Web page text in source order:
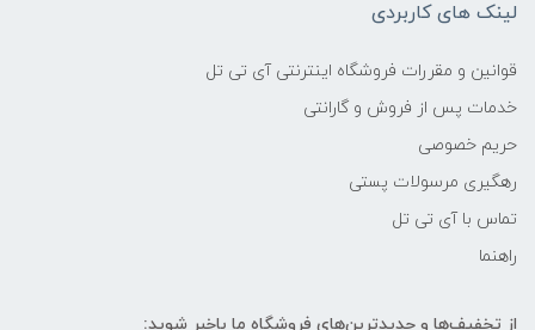
لینک های کاربردی
قوانین و مقررات فروشگاه اینترنتی آی تی تل
خدمات پس از فروش و گارانتی
حریم خصوصی
رهگیری مرسولات پستی
تماس با آی تی تل
راهنما
از تخفیف‌ها و جدیدترین‌های فروشگاه ما باخبر شوید: